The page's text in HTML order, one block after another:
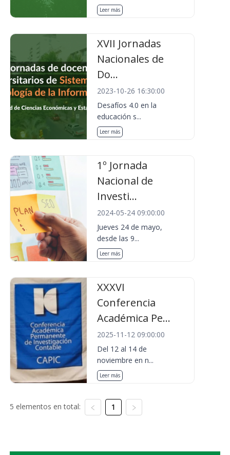
Leer más
XVII Jornadas
Nacionales de
Do...
2023-10-26 16:30:00
Desafíos 4.0 en la
educación s...
Leer más
1º Jornada
Nacional de
Investi...
2024-05-24 09:00:00
Jueves 24 de mayo,
desde las 9...
Leer más
XXXVI
Conferencia
Académica Pe...
2025-11-12 09:00:00
Del 12 al 14 de
noviembre en n...
Leer más
5 elementos en total: 1